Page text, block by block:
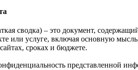
сводка) – это документ,
или услуге, включая основную
сроках и бюджете.
представленной